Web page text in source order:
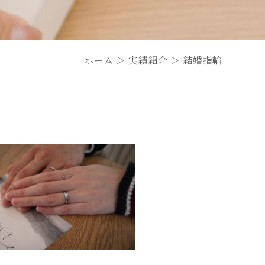
ホーム ＞ 実績紹介 ＞ 結婚指輪